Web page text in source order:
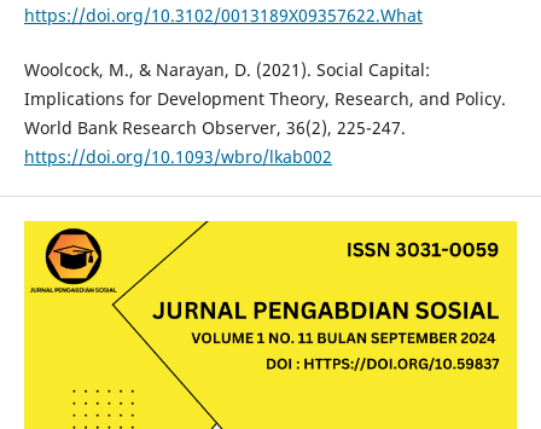
https://doi.org/10.3102/0013189X09357622.What
Woolcock, M., & Narayan, D. (2021). Social Capital:
Implications for Development Theory, Research, and Policy.
World Bank Research Observer, 36(2), 225-247.
https://doi.org/10.1093/wbro/lkab002